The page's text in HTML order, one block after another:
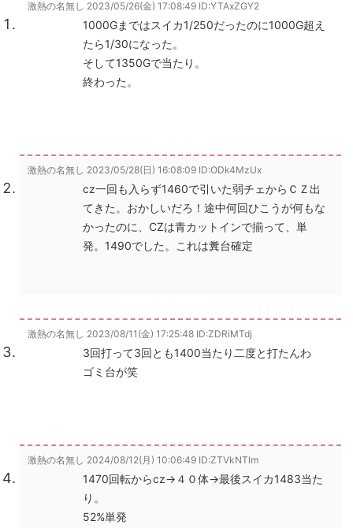
激熱の名無し 2023/05/26(金) 17:08:49 ID:YTAxZGY2
1000Gまではスイカ1/250だったのに1000G超え
たら1/30になった。
そして1350Gで当たり。
終わった。
激熱の名無し 2023/05/28(日) 16:08:09 ID:ODk4MzUx
cz一回も入らず1460で引いた弱チェからＣＺ出
てきた。おかしいだろ！途中何回ひこうが何もな
かったのに、CZは青カットインで揃って、単
発。1490でした。これは糞台確定
激熱の名無し 2023/08/11(金) 17:25:48 ID:ZDRiMTdj
3回打って3回とも1400当たり二度と打たんわ
ゴミ台が笑
激熱の名無し 2024/08/12(月) 10:06:49 ID:ZTVkNTlm
1470回転からcz→４０体→最後スイカ1483当た
り。
52%単発